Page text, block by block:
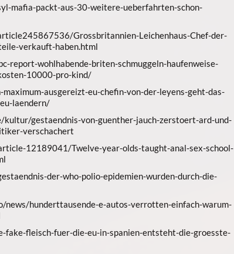
mafia-packt-aus-30-weitere-ueberfahrten-schon-
Grossbritannien-Leichenhaus-Chef-der-
verkauft-haben.html
report-wohlhabende-briten-schmuggeln-haufenweise-
10000-pro-kind/
ausgereizt-eu-chefin-von-der-leyens-geht-das-
laendern/
gestaendnis-von-guenther-jauch-zerstoert-ard-und-
verschachert
12189041/Twelve-year-olds-taught-anal-sex-school-
der-who-polio-epidemien-wurden-durch-die-
hunderttausende-e-autos-verrotten-einfach-warum-
fleisch-fuer-die-eu-in-spanien-entsteht-die-groesste-